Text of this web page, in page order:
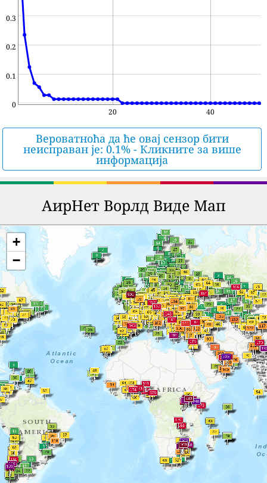
0
0.1
0.2
0.3
20 40
Вероватноћа да ће овај сензор бити
неисправан је: 0.1% - Кликните за више
информација
АирНет Ворлд Виде Мап
+
−